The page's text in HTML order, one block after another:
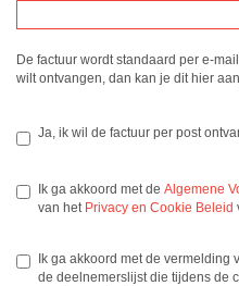
De factuur wordt standaard per e-
wilt ontvangen, dan kan je dit hier
Ja, ik wil de factuur per post
Ik ga akkoord met de Algemene
van het Privacy en Cookie Beleid
Ik ga akkoord met de
de deelnemerslijst die tijdens de